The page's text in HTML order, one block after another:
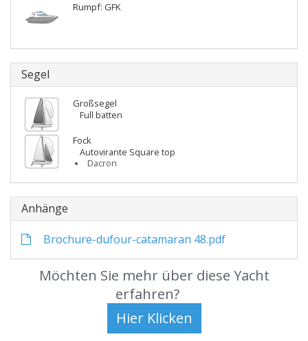
Rumpf: GFK
Segel
Großsegel
Full batten
Fock
Autovirante Square top
Dacron
Anhänge
Brochure-dufour-catamaran 48.pdf
Möchten Sie mehr über diese Yacht
erfahren?